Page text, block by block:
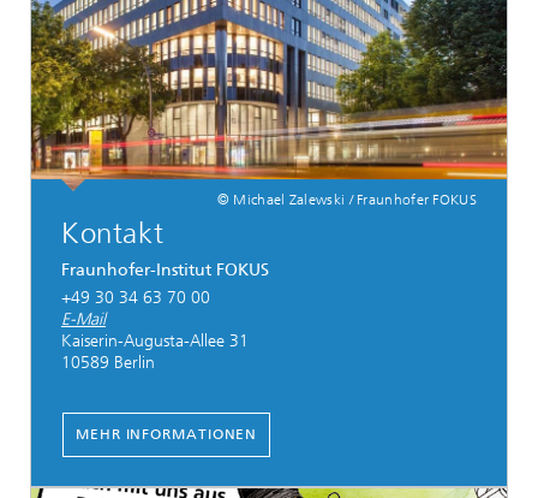
© Michael Zalewski / Fraunhofer FOKUS
Kontakt
Fraunhofer-Institut FOKUS
+49 30 34 63 70 00
E-Mail
Kaiserin-Augusta-Allee 31
10589 Berlin
MEHR INFORMATIONEN